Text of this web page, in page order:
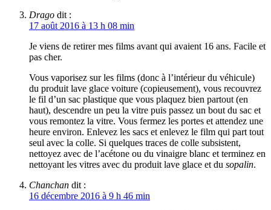
Drago dit :
17 août 2016 à 13 h 08 min
Je viens de retirer mes films avant qui avaient 16 ans. Facile et
pas cher.
Vous vaporisez sur les films (donc à l’intérieur du véhicule)
du produit lave glace voiture (copieusement), vous recouvrez
le fil d’un sac plastique que vous plaquez bien partout (en
haut), descendre un peu la vitre puis passez un bout du sac et
vous remontez la vitre. Vous fermez les portes et attendez une
heure environ. Enlevez les sacs et enlevez le film qui part tout
seul avec la colle. Si quelques traces de colle subsistent,
nettoyez avec de l’acétone ou du vinaigre blanc et terminez en
nettoyant les vitres avec du produit lave glace et du sopalin.
Chanchan dit :
16 décembre 2016 à 9 h 46 min